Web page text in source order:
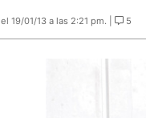
el 19/01/13 a las 2:21 pm. | 5